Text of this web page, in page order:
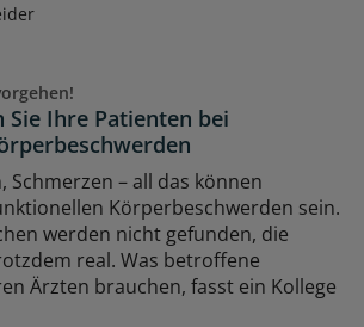
Sie Ihre Patienten bei
Schmerzen – all das können
Körperbeschwerden sein.
werden nicht gefunden, die
real. Was betroffene
Ärzten brauchen, fasst ein Kollege